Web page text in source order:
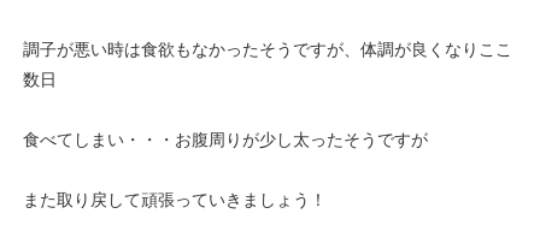
調子が悪い時は食欲もなかったそうですが、体調が良くなりここ
数日
食べてしまい・・・お腹周りが少し太ったそうですが
また取り戻して頑張っていきましょう！